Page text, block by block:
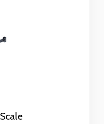
Scale